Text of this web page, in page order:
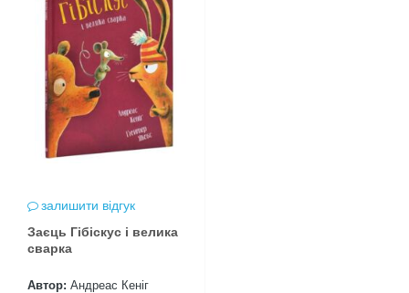
залишити відгук
Заєць Гібіскус і велика
сварка
Автор: Андреас Кеніг